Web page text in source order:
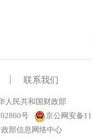
联系我们
人民共和国财政部
号
京公网安备
部信息网络中心